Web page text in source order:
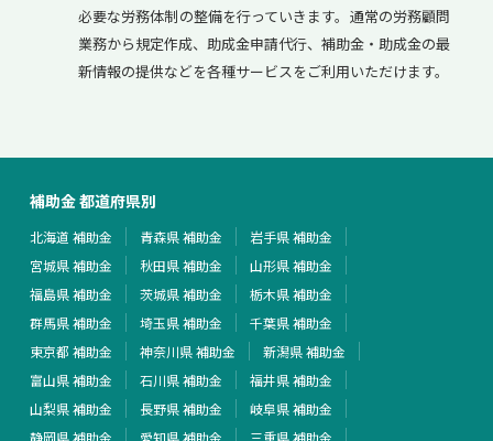
必要な労務体制の整備を行っていきます。通常の労務顧問
業務から規定作成、助成金申請代行、補助金・助成金の最
新情報の提供などを各種サービスをご利用いただけます。
補助金 都道府県別
北海道 補助金 青森県 補助金
岩手県 補助金
宮城県 補助金
秋田県 補助金
山形県 補助金
福島県 補助金
茨城県 補助金
栃木県 補助金
群馬県 補助金
埼玉県 補助金
千葉県 補助金
東京都 補助金
神奈川県 補助金
新潟県 補助金
富山県 補助金
石川県 補助金
福井県 補助金
山梨県 補助金
長野県 補助金
岐阜県 補助金